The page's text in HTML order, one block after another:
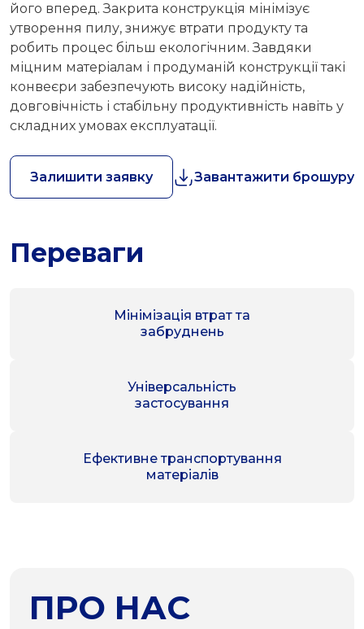
його вперед. Закрита конструкція мінімізує
утворення пилу, знижує втрати продукту та
робить процес більш екологічним. Завдяки
міцним матеріалам і продуманій конструкції такі
конвеєри забезпечують високу надійність,
довговічність і стабільну продуктивність навіть у
складних умовах експлуатації.
Залишити заявку Завантажити брошуру
Переваги
Мінімізація втрат та
забруднень
Універсальність
застосування
Ефективне транспортування
матеріалів
ПРО НАС